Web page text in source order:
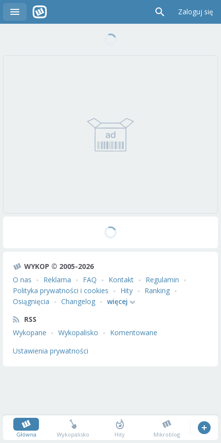
Zaloguj się
WYKOP © 2005-2026
O nas
Reklama FAQ Kontakt
Regulamin
Polityka prywatności i cookies
Hity
Ranking
Osiągnięcia
Changelog
więcej
RSS
Wykopane
Wykopalisko
Komentowane
Ustawienia prywatności
Główna Wykopalisko Hity Mikroblog